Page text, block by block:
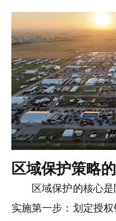
区域保护策略
区域保护的核心是
实施第一步：划定授